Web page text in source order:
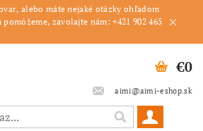
alebo máte nejaké otázky ohľadom
zavolajte nám: +421 902 465
aimi@aimi-eshop.sk
€0